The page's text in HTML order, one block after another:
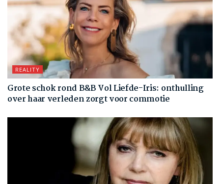
REALITY
Grote schok rond B&B Vol Liefde-Iris: onthulling
over haar verleden zorgt voor commotie